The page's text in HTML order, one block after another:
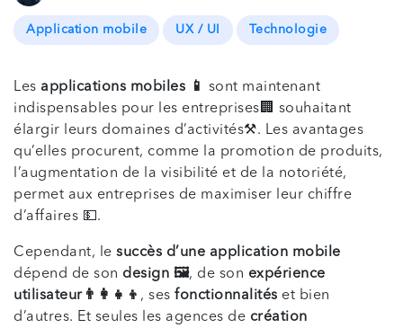
Application mobile UX / UI Technologie
Les applications mobiles 📱
sont maintenant
indispensables pour les entreprises🏢 souhaitant
élargir leurs domaines d’activités⚒️. Les avantages
qu’elles procurent, comme la promotion de produits,
l’augmentation de la visibilité et de la notoriété,
permet aux entreprises de maximiser leur chiffre
d’affaires 💵.
Cependant, le succès d’une application mobile
dépend de son design 🖼️, de son expérience
utilisateur👨‍👩‍👧‍👦 , ses fonctionnalités et bien
d’autres. Et seules les agences de création